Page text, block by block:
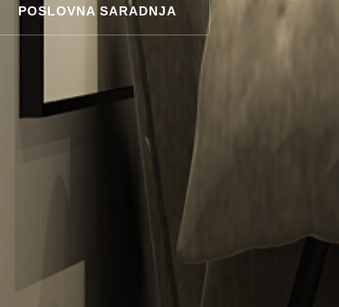
POSLOVNA SARADNJA